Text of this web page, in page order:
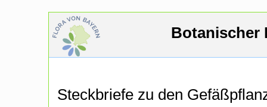
Botanischer
Steckbriefe zu den